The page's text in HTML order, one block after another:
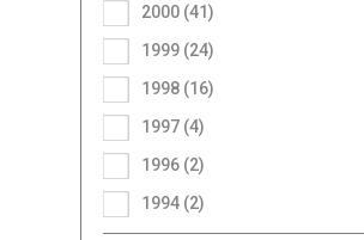
1994 (2)
1996 (2)
1997 (4)
1998 (16)
1999 (24)
2000 (41)